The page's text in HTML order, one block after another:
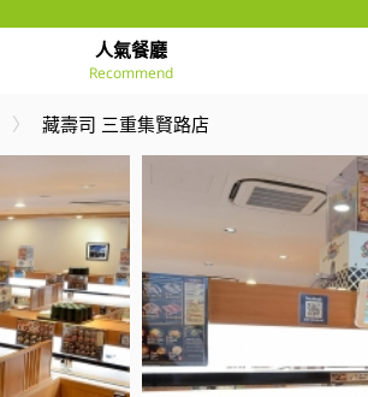
人氣餐廳
Recommend
藏壽司 三重集賢路店